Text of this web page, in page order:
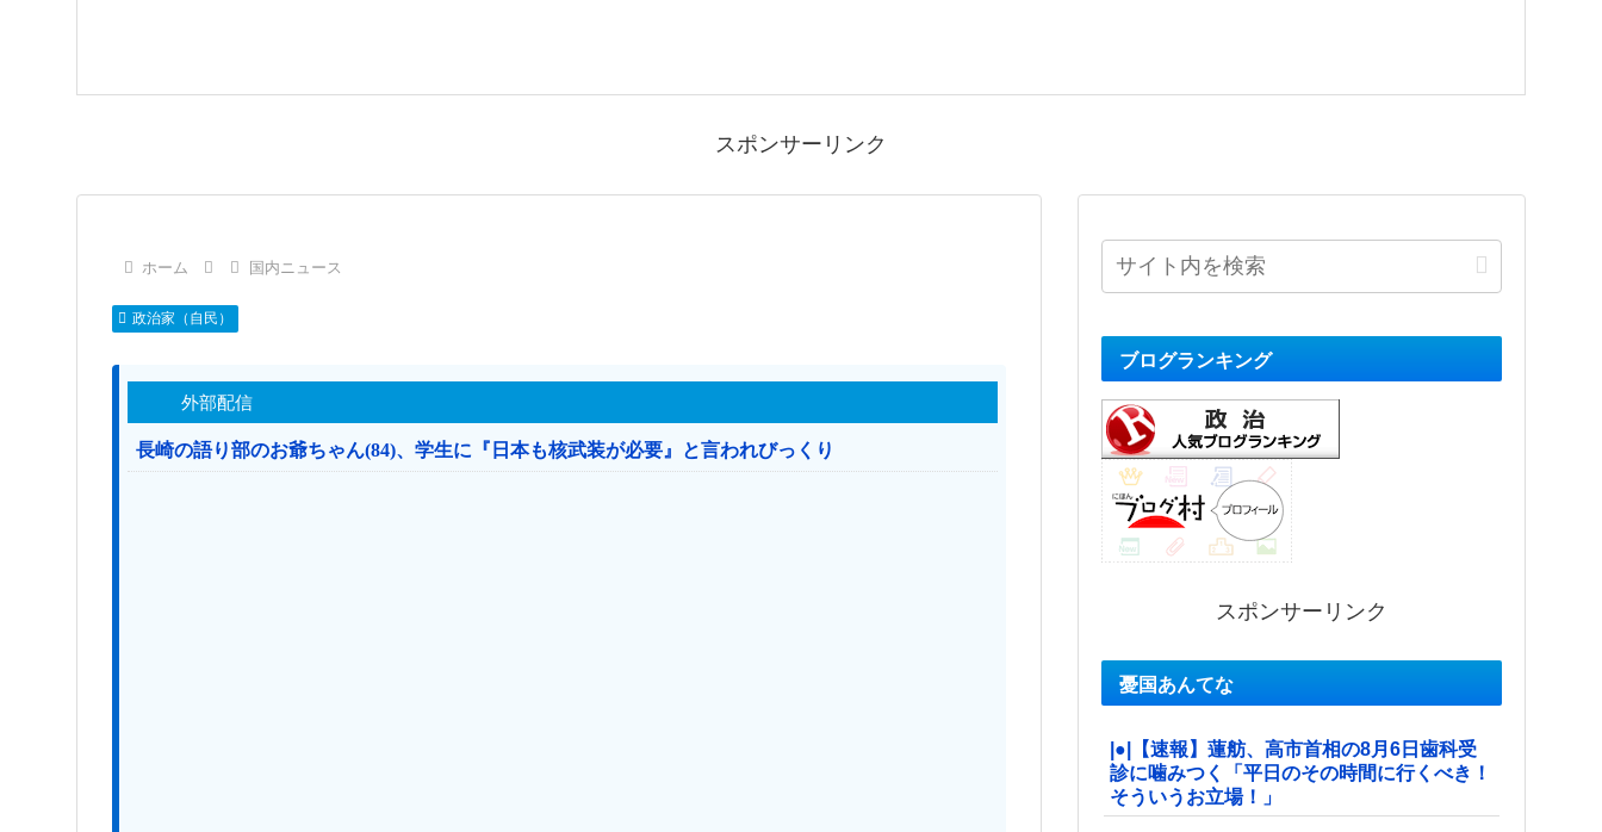
スポンサーリンク
ホーム 国内ニュース
政治家（自民）
外部配信
長崎の語り部のお爺ちゃん(84)、学生に『日本も核武装が必要』と言われびっくり
ブログランキング
スポンサーリンク
憂国あんてな
|●|【速報】蓮舫、高市首相の8月6日歯科受
診に噛みつく「平日のその時間に行くべき！
そういうお立場！」